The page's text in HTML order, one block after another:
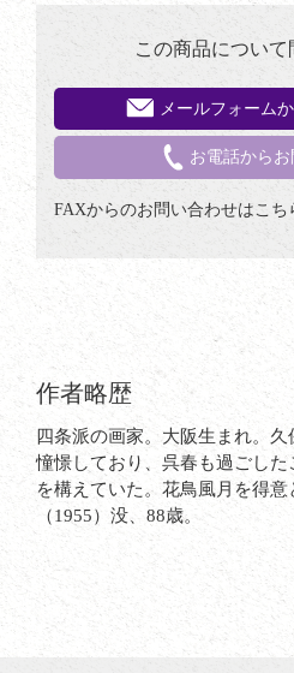
この商品について
メールフォーム
お電話から
FAXからのお問い合わせはこ
作者略歴
四条派の画家。大阪生まれ。
憧憬しており、呉春も過ごし
を構えていた。花鳥風月を得
（1955）没、88歳。